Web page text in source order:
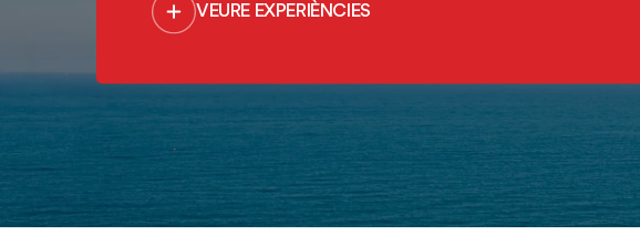
VEURE EXPERIÈNCIES